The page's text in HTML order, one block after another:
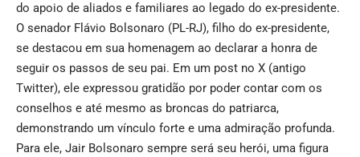
do apoio de aliados e familiares ao legado do ex-presidente.
O senador Flávio Bolsonaro (PL-RJ), filho do ex-presidente,
se destacou em sua homenagem ao declarar a honra de
seguir os passos de seu pai. Em um post no X (antigo
Twitter), ele expressou gratidão por poder contar com os
conselhos e até mesmo as broncas do patriarca,
demonstrando um vínculo forte e uma admiração profunda.
Para ele, Jair Bolsonaro sempre será seu herói, uma figura